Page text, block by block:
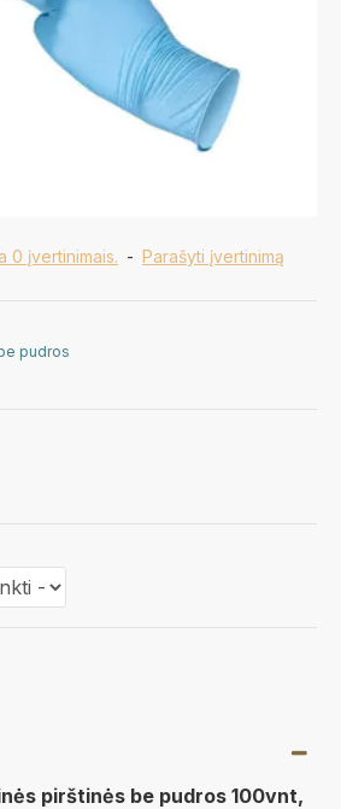
0 įvertinimais. - Parašyti įvertinimą
pudros
pirštinės be pudros 100vnt,